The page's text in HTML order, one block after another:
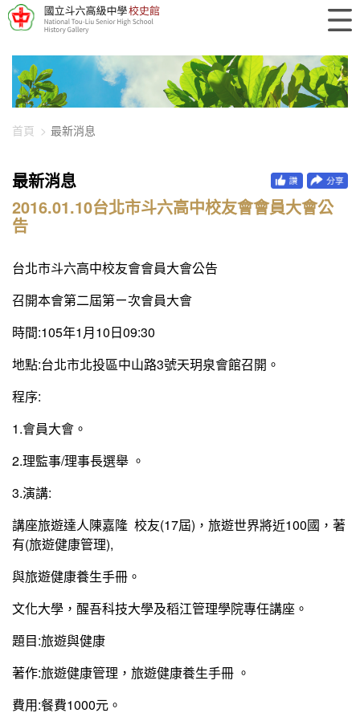
448-1649
首頁 最新消息
最新消息
2016.01.10台北市斗六高中校友會會員大會公
告
台北市斗六高中校友會會員大會公告
召開本會第二屆第ㄧ次會員大會
時間:105年1月10日09:30
地點:台北市北投區中山路3號天玥泉會館召開。
程序:
1.會員大會。
2.理監事/理事長選舉 。
3.演講:
講座旅遊達人陳嘉隆 校友(17屆)，旅遊世界將近100國，著
有(旅遊健康管理),
與旅遊健康養生手冊。
文化大學，醒吾科技大學及稻江管理學院專任講座。
題目:旅遊與健康
著作:旅遊健康管理，旅遊健康養生手冊 。
費用:餐費1000元。